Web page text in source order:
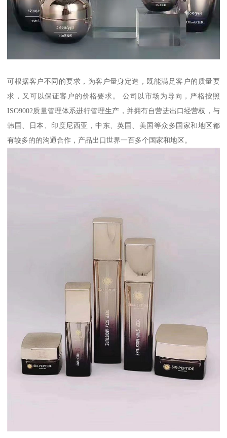
可根据客户不同的要求，为客户量身定造，既能满足客户的质量要
求，又可以保证客户的价格要求。 公司以市场为导向，严格按照
ISO9002质量管理体系进行管理生产，并拥有自营进出口经营权，与
韩国、日本、印度尼西亚，中东、英国、美国等众多国家和地区都
有较多的的沟通合作，产品出口世界一百多个国家和地区。